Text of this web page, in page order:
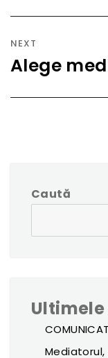
NEXT
Next
Alege
Caută